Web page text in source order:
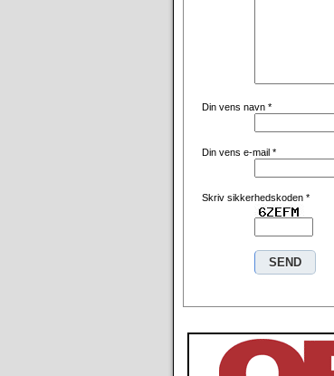
Din vens navn *
Din vens e-mail *
Skriv sikkerhedskoden *